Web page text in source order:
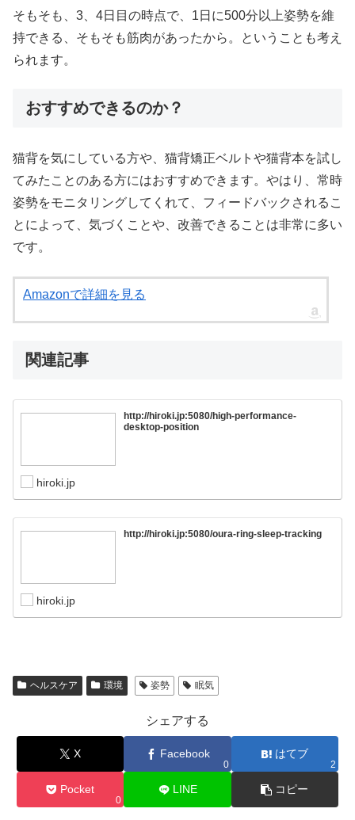
そもそも、3、4日目の時点で、1日に500分以上姿勢を維
持できる、そもそも筋肉があったから。ということも考え
られます。
おすすめできるのか？
猫背を気にしている方や、猫背矯正ベルトや猫背本を試し
てみたことのある方にはおすすめできます。やはり、常時
姿勢をモニタリングしてくれて、フィードバックされるこ
とによって、気づくことや、改善できることは非常に多い
です。
Amazonで詳細を見る
関連記事
http://hiroki.jp:5080/high-performance-
desktop-position
hiroki.jp
http://hiroki.jp:5080/oura-ring-sleep-tracking
hiroki.jp
ヘルスケア 環境 姿勢 眠気
シェアする
X Facebook
0
はてブ
2
Pocket
0
LINE コピー